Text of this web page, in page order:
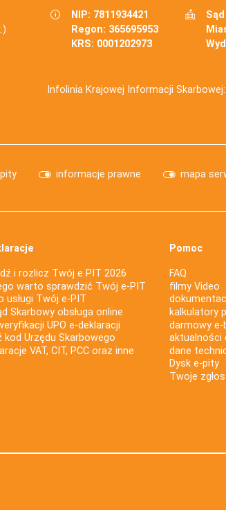
NIP: 7811934421
Regon: 365695953
KRS: 0001202973
Infolinia Krajowej Informacji
informacje prawne mapa
i rozlicz Twój e PIT 2026
warto sprawdzić Twój e-PIT
usługi Twój e-PIT
Skarbowy obsługa online
UPO e-deklaracji
kod Urzędu Skarbowego
VAT, CIT, PCC oraz inne
Pomoc
FAQ
filmy Video
kalkulatory
darmowy e-
aktualności
dane
Dysk e-pity
Twoje